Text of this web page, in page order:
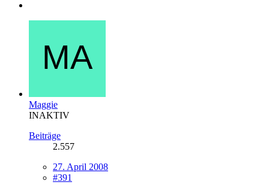
Maggie
INAKTIV
Beiträge
2.557
27. April 2008
#391